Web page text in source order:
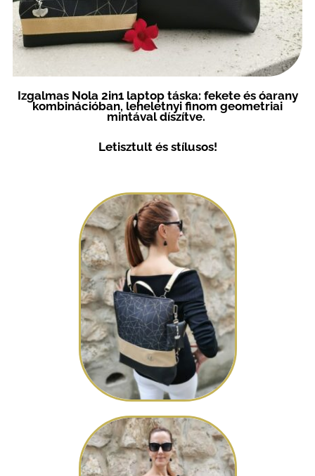
Izgalmas Nola 2in1 laptop táska: fekete és óarany
kombinációban, leheletnyi finom geometriai
mintávaldíszítve.
Letisztult és stílusos!